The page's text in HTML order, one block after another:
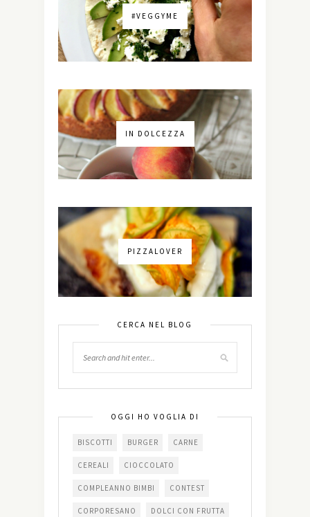
#VEGGYME
IN DOLCEZZA
PIZZALOVER
CERCA NEL BLOG
OGGI HO VOGLIA DI
BISCOTTI BURGER CARNE
CEREALI CIOCCOLATO
COMPLEANNO BIMBI CONTEST
CORPORESANO DOLCI CON FRUTTA